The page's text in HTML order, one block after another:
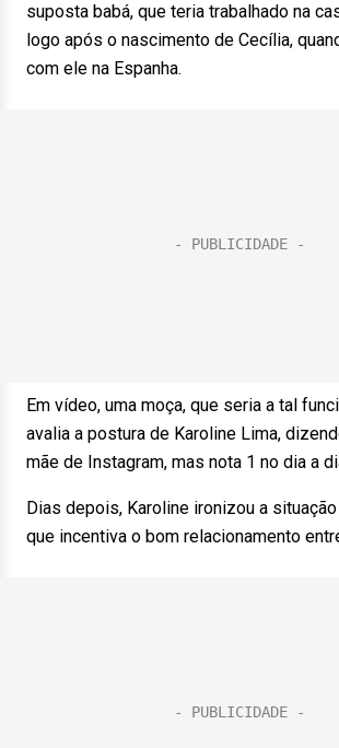
suposta babá, que teria trabalhado na
logo após o nascimento de Cecília,
com ele na Espanha.
Em vídeo, uma moça, que seria a tal
avalia a postura de Karoline Lima,
mãe de Instagram, mas nota 1 no dia a
Dias depois, Karoline ironizou a
que incentiva o bom relacionamento